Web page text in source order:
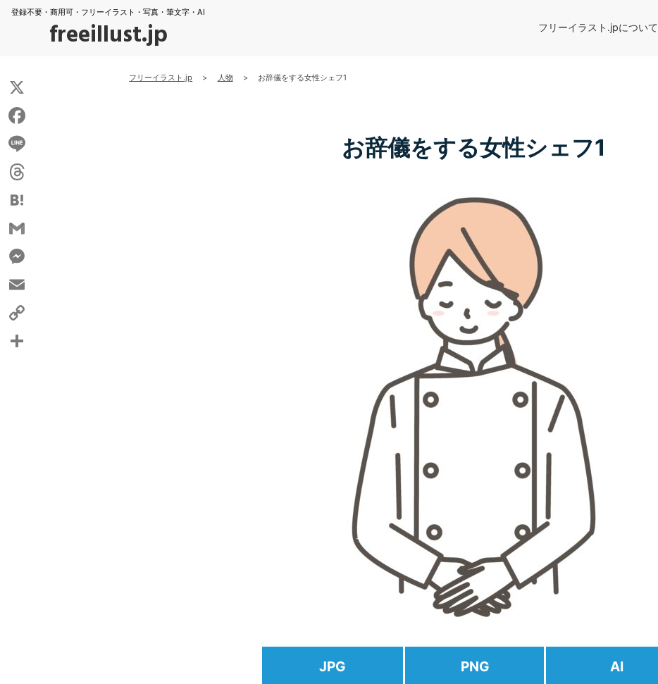
登録不要・商用可・フリーイラスト・写真・筆文字・AI
freeillust.jp フリーイラスト.jpについて
フリーイラスト.jp > 人物 > お辞儀をする女性シェフ1
お辞儀をする女性シェフ1
JPG PNG AI
X
Facebook
Line
Threads
Hatena
Gmail
Messenger
Email
Copy